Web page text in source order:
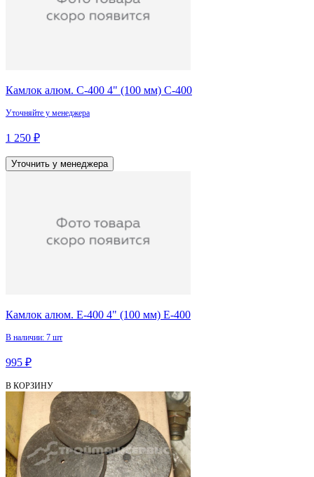
Камлок алюм. C-400 4" (100 мм) С-400
Уточняйте у менеджера
1 250 ₽
Уточнить у менеджера
Камлок алюм. E-400 4" (100 мм) Е-400
В наличии: 7 шт
995 ₽
В КОРЗИНУ